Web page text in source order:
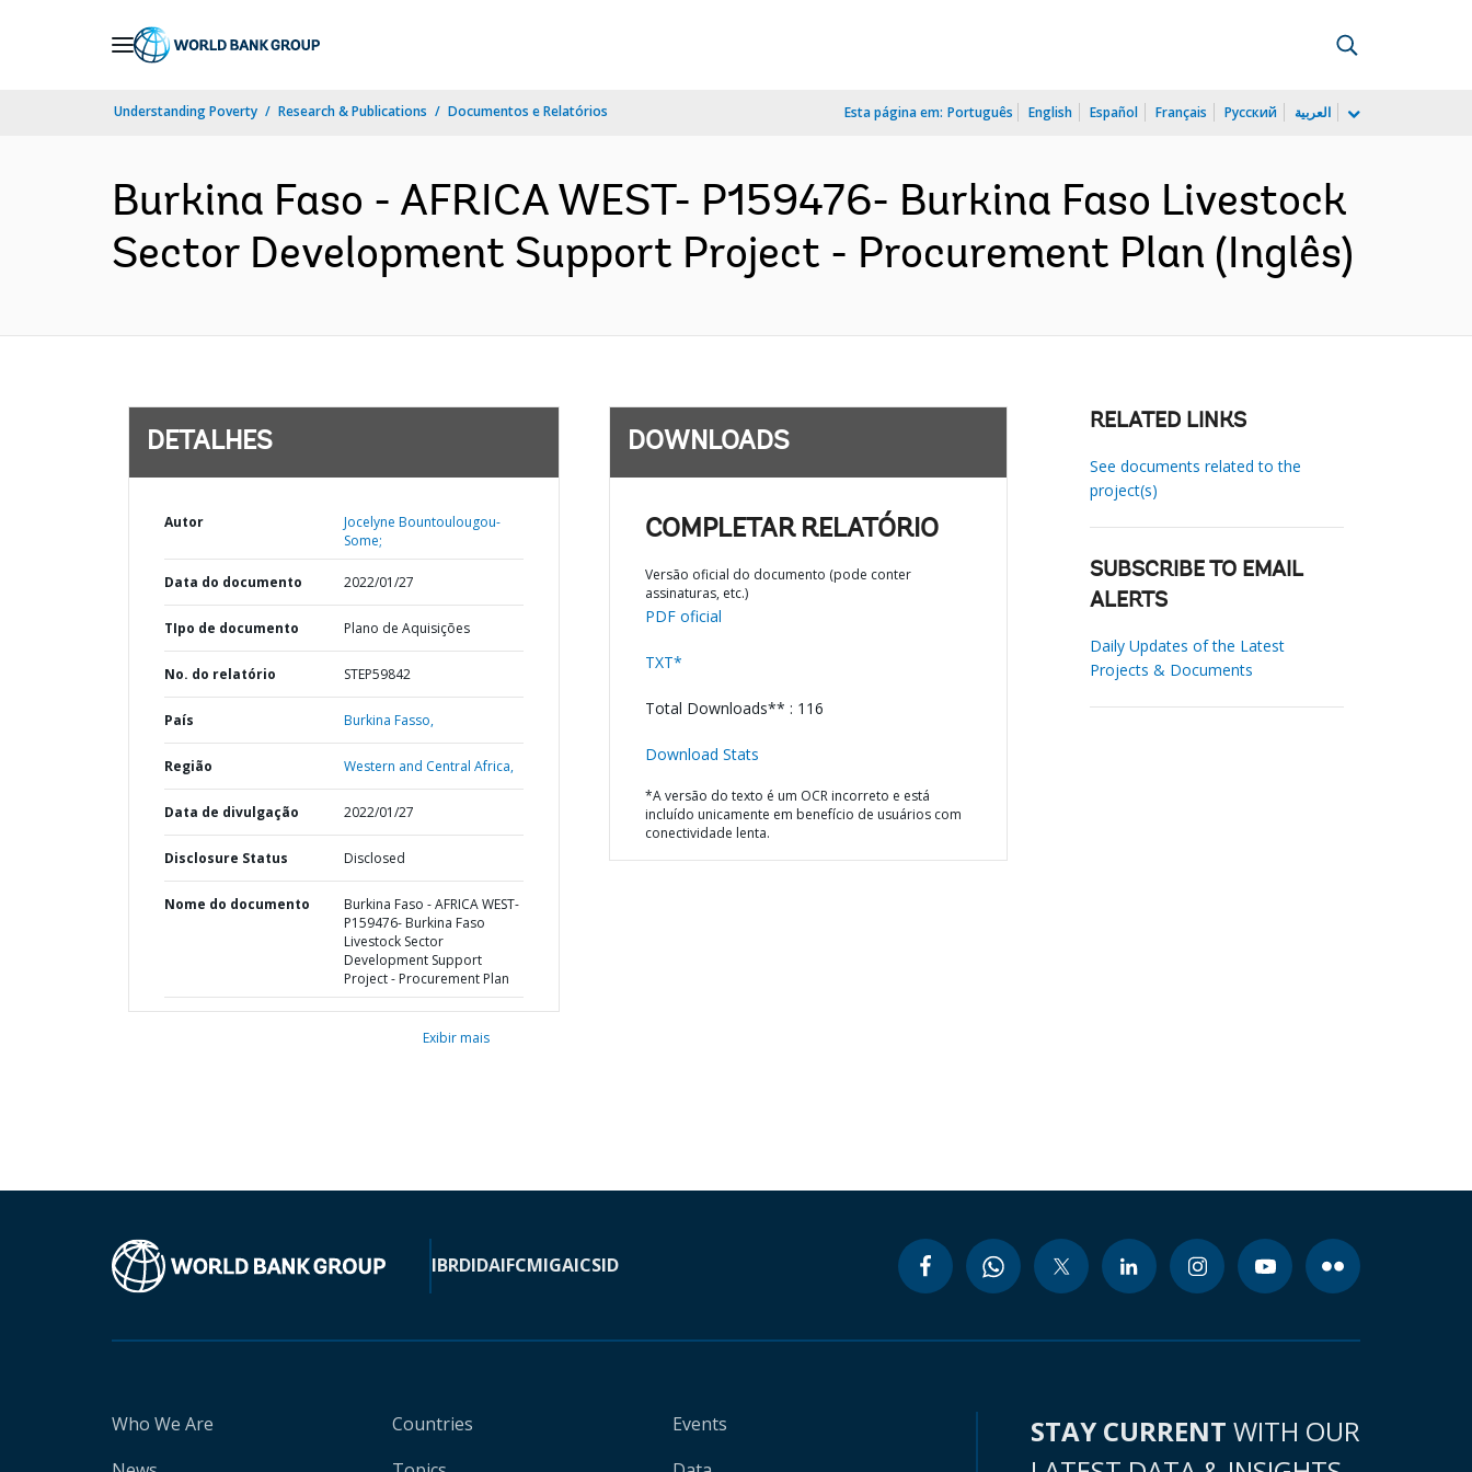
Understanding Poverty Research & Publications Documentos e Relatórios Esta página em: Português English Español Français Русский العربية
Burkina Faso - AFRICA WEST- P159476- Burkina Faso Livestock
Sector Development Support Project - Procurement Plan (Inglês)
DETALHES
Autor
Jocelyne Bountoulougou-
Some;
Data do documento 2022/01/27
TIpo de documento Plano de Aquisições
No. do relatório STEP59842
País Burkina Fasso,
Região Western and Central Africa,
Data de divulgação 2022/01/27
Disclosure Status Disclosed
Nome do documento
Burkina Faso - AFRICA WEST-
P159476- Burkina Faso
Livestock Sector
Development Support
Project - Procurement Plan
Exibir mais
DOWNLOADS
COMPLETAR RELATÓRIO
Versão oficial do documento (pode conter
assinaturas, etc.)
PDF oficial
TXT*
Total Downloads** : 116
Download Stats
*A versão do texto é um OCR incorreto e está
incluído unicamente em benefício de usuários com
conectividade lenta.
RELATED LINKS
See documents related to the
project(s)
SUBSCRIBE TO EMAIL
ALERTS
Daily Updates of the Latest
Projects & Documents
IBRDIDAIFCMIGAICSID
Who We Are
Countries
Events
STAY CURRENT WITH OUR